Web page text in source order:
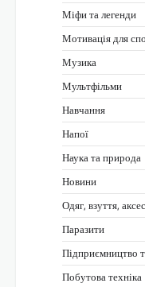
Міфи та легенди
Мотивація для
Музика
Мультфільми
Навчання
Напої
Наука та природа
Новини
Одяг, взуття,
Паразити
Підприємництво
Побутова техніка